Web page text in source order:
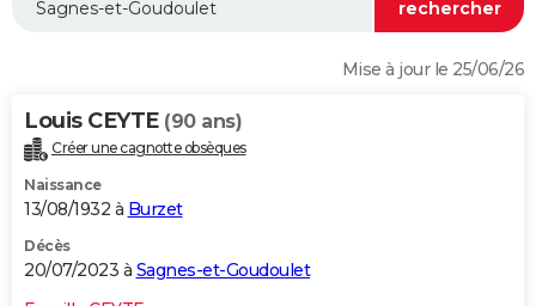
Guides de France
Escapades
Patrimoine
Expositions
Musées
Week-end nature
LIFESTYLE
Alimentation
Guide de la santé
Maladies
Médicaments
Sommeil
VOYAGE
Destinations
City break
Voyage nature
Voyage de noces
Forum
Climat
+PHOTO
GUIDES D'ACHAT
BONS PLANS
Mise à jour le 25/06/26
Louis CEYTE (90 ans)
Créer une cagnotte obsèques
Naissance
13/08/1932 à Burzet
Décès
20/07/2023 à Sagnes-et-Goudoulet